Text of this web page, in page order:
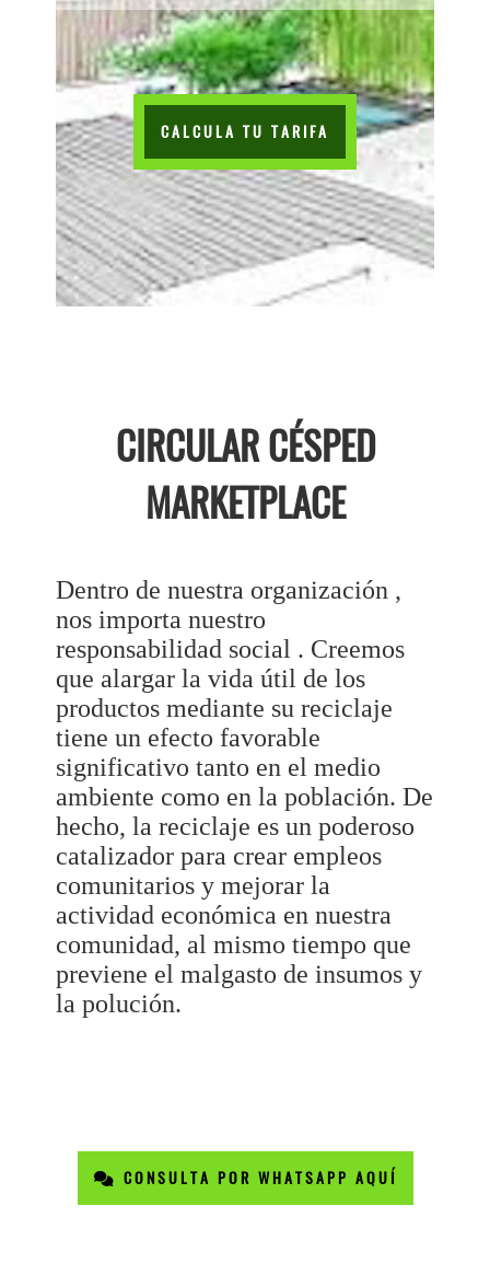
CALCULA TU TARIFA
CIRCULAR CÉSPED
MARKETPLACE
Dentro de nuestra organización ,
nos importa nuestro
responsabilidad social . Creemos
que alargar la vida útil de los
productos mediante su reciclaje
tiene un efecto favorable
significativo tanto en el medio
ambiente como en la población. De
hecho, la reciclaje es un poderoso
catalizador para crear empleos
comunitarios y mejorar la
actividad económica en nuestra
comunidad, al mismo tiempo que
previene el malgasto de insumos y
la polución.
CONSULTA POR WHATSAPP AQUÍ